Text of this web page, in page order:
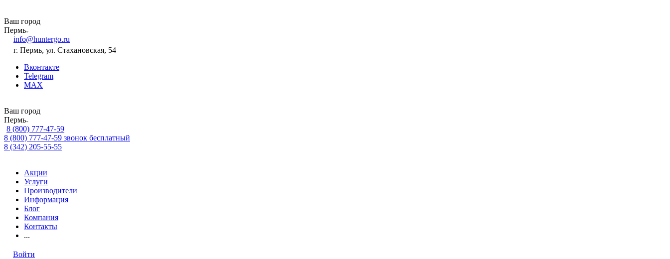
Ваш город
Пермь
info@huntergo.ru
г. Пермь, ул. Стахановская, 54
Вконтакте
Telegram
MAX
Ваш город
Пермь
8 (800) 777-47-59
8 (800) 777-47-59 звонок бесплатный
8 (342) 205-55-55
Акции
Услуги
Производители
Информация
Блог
Компания
Контакты
...
Войти